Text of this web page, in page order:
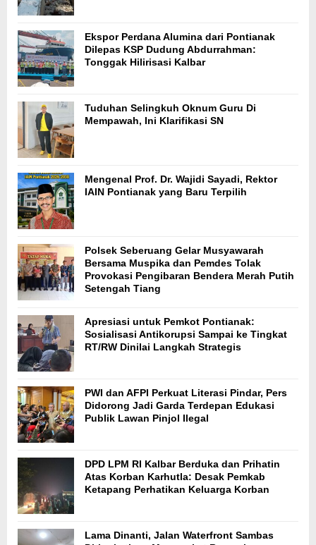
Ekspor Perdana Alumina dari Pontianak
Dilepas KSP Dudung Abdurrahman:
Tonggak Hilirisasi Kalbar
Tuduhan Selingkuh Oknum Guru Di
Mempawah, Ini Klarifikasi SN
Mengenal Prof. Dr. Wajidi Sayadi, Rektor
IAIN Pontianak yang Baru Terpilih
Polsek Seberuang Gelar Musyawarah
Bersama Muspika dan Pemdes Tolak
Provokasi Pengibaran Bendera Merah Putih
Setengah Tiang
Apresiasi untuk Pemkot Pontianak:
Sosialisasi Antikorupsi Sampai ke Tingkat
RT/RW Dinilai Langkah Strategis
PWI dan AFPI Perkuat Literasi Pindar, Pers
Didorong Jadi Garda Terdepan Edukasi
Publik Lawan Pinjol Ilegal
DPD LPM RI Kalbar Berduka dan Prihatin
Atas Korban Karhutla: Desak Pemkab
Ketapang Perhatikan Keluarga Korban
Lama Dinanti, Jalan Waterfront Sambas